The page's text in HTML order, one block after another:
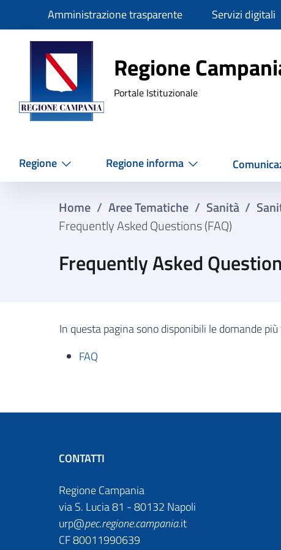
SlimAmministrazione trasparente Servizi digitali
Regione
Regione
Portale Istituzionale
Regione Regione informa
Home / Aree Tematiche / Sanità /
Frequently Asked Questions (FAQ)
Frequently Asked
In questa pagina sono disponibili le domande
FAQ
CONTATTI
Regione Campania
via S. Lucia 81 - 80132 Napoli
urp@pec.regione.campania.it
CF 80011990639